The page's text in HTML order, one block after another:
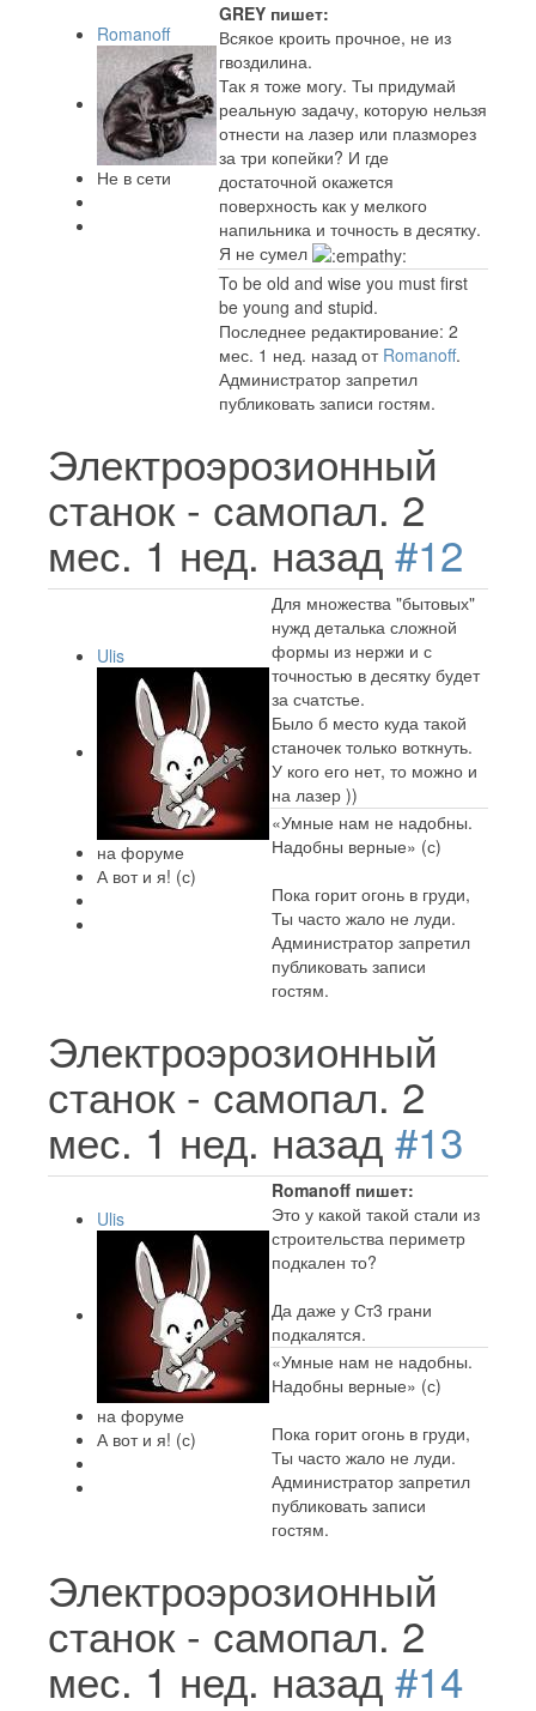
Romanoff
Не в сети
GREY пишет:
Всякое кроить прочное, не из
гвоздилина.
Так я тоже могу. Ты придумай
реальную задачу, которую нельзя
отнести на лазер или плазморез
за три копейки? И где
достаточной окажется
поверхность как у мелкого
напильника и точность в десятку.
Я не сумел
To be old and wise you must first
be young and stupid.
Последнее редактирование: 2
мес. 1 нед. назад от Romanoff.
Администратор запретил
публиковать записи гостям.
Электроэрозионный
станок - самопал. 2
мес. 1 нед. назад #12
Ulis
на форуме
А вот и я! (с)
Для множества "бытовых"
нужд деталька сложной
формы из нержи и с
точностью в десятку будет
за счатстье.
Было б место куда такой
станочек только воткнуть.
У кого его нет, то можно и
на лазер ))
«Умные нам не надобны.
Надобны верные» (с)
Пока горит огонь в груди,
Ты часто жало не луди.
Администратор запретил
публиковать записи
гостям.
Электроэрозионный
станок - самопал. 2
мес. 1 нед. назад #13
Ulis
на форуме
А вот и я! (с)
Romanoff пишет:
Это у какой такой стали из
строительства периметр
подкален то?
Да даже у Ст3 грани
подкалятся.
«Умные нам не надобны.
Надобны верные» (с)
Пока горит огонь в груди,
Ты часто жало не луди.
Администратор запретил
публиковать записи
гостям.
Электроэрозионный
станок - самопал. 2
мес. 1 нед. назад #14